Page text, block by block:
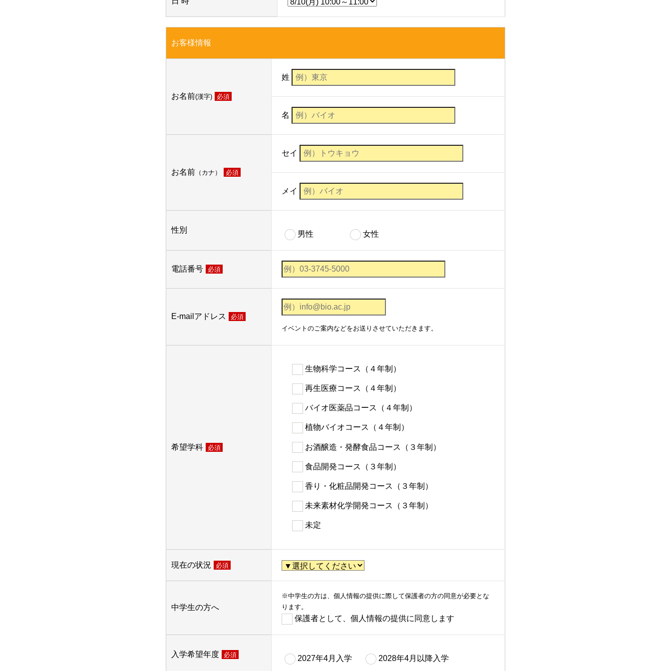
お客様情報
お名前(漢字) 必須
姓
名
お名前 （カナ） 必須
セイ
メイ
性別 男性 女性
電話番号 必須
E-mailアドレス
必須
イベントのご案内などをお送りさせていただきます。
希望学科 必須
生物科学コース（４年制）
再生医療コース（４年制）
バイオ医薬品コース（４年制）
植物バイオコース（４年制）
お酒醸造・発酵食品コース（３年制）
食品開発コース（３年制）
香り・化粧品開発コース（３年制）
未来素材化学開発コース（３年制）
未定
現在の状況 必須
中学生の方へ
※中学生の方は、個人情報の提供に際して保護者の方の同意が必要とな
ります。
保護者として、個人情報の提供に同意します
入学希望年度 必須 2027年4月入学 2028年4月以降入学